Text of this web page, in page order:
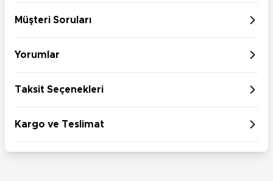
Müşteri Soruları
Yorumlar
Taksit Seçenekleri
Kargo ve Teslimat